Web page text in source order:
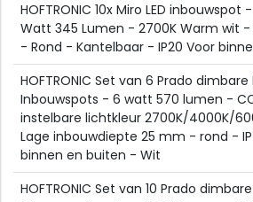
HOFTRONIC 10x Miro LED inbouwspot
Watt 345 Lumen - 2700K Warm wit
- Rond - Kantelbaar - IP20 Voor
HOFTRONIC Set van 6 Prado dimbare
Inbouwspots - 6 watt 570 lumen -
instelbare lichtkleur 2700K/4000K/
Lage inbouwdiepte 25 mm - rond -
binnen en buiten - Wit
HOFTRONIC Set van 10 Prado dimbare